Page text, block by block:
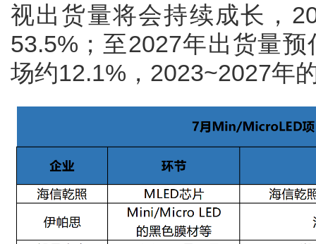
视出货量将会持续成长，
53.5%；至2027年出货量
场约12.1%，2023~2027年